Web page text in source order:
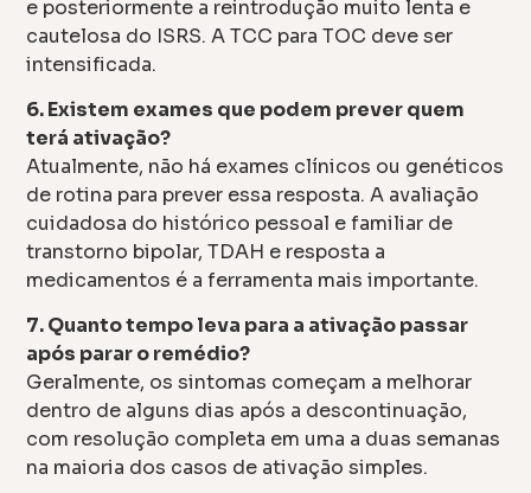
e posteriormente a reintrodução muito lenta e
cautelosa do ISRS. A TCC para TOC deve ser
intensificada.
6. Existem exames que podem prever quem
terá ativação?
Atualmente, não há exames clínicos ou genéticos
de rotina para prever essa resposta. A avaliação
cuidadosa do histórico pessoal e familiar de
transtorno bipolar, TDAH e resposta a
medicamentos é a ferramenta mais importante.
7. Quanto tempo leva para a ativação passar
após parar o remédio?
Geralmente, os sintomas começam a melhorar
dentro de alguns dias após a descontinuação,
com resolução completa em uma a duas semanas
na maioria dos casos de ativação simples.